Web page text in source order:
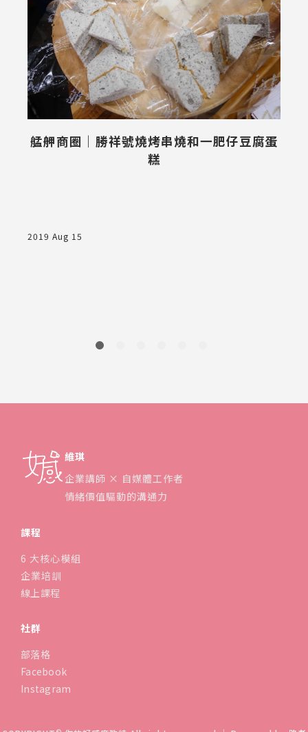
艋舺商圈｜勝祥號燒烤串燒和一肥仔豆腐蛋
糕
2019 Aug 15
維琪
企業講師 × 自媒體工作者
情緒價值驅動的溝通力
課程
6 大核心模組
企業培訓
線上課程
社群
部落格
Facebook
Instagram